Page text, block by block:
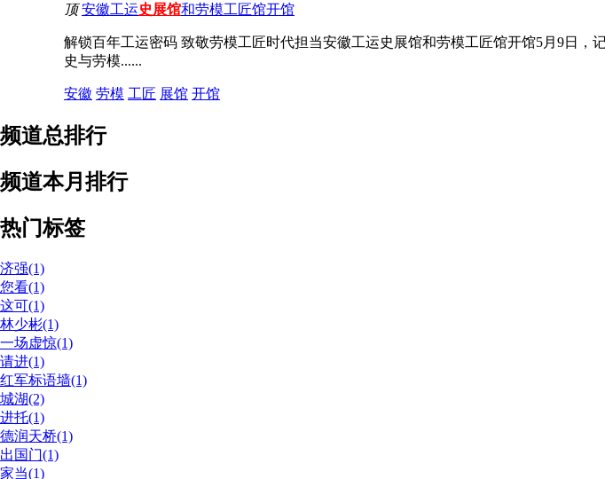
顶 安徽工运史展馆和劳模工匠馆开馆
解锁百年工运密码 致敬劳模工匠时代担当安徽工运史展馆和劳模工匠馆开馆5月9日
史与劳模......
安徽 劳模 工匠 展馆 开馆
频道总排行
频道本月排行
热门标签
济强(1)
您看(1)
这可(1)
林少彬(1)
一场虚惊(1)
请进(1)
红军标语墙(1)
城湖(2)
进托(1)
德润天桥(1)
出国门(1)
家当(1)